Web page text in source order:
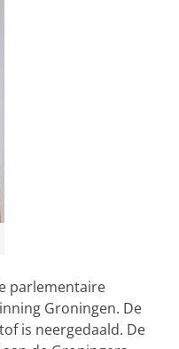
parlementaire
Groningen. De
is neergedaald. De